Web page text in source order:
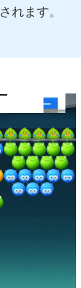
れます。